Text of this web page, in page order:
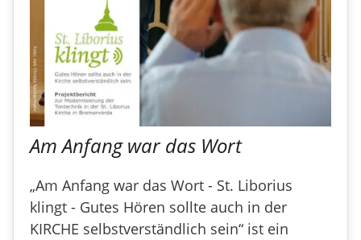
Am Anfang war das Wort
„Am Anfang war das Wort - St. Liborius
klingt - Gutes Hören sollte auch in der
KIRCHE selbstverständlich sein“ ist ein